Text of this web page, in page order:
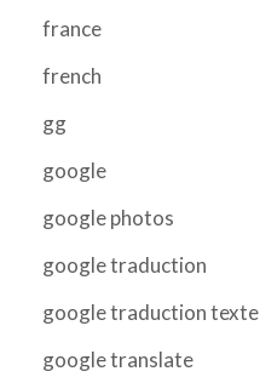
france
french
gg
google
google photos
google traduction
google traduction texte
google translate